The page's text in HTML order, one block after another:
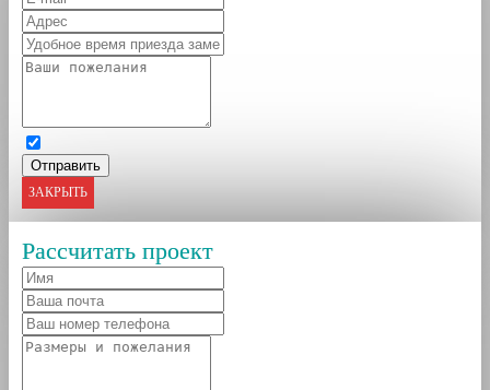
ЗАКРЫТЬ
Рассчитать проект